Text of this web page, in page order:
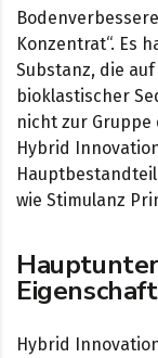
Konzentrat“. Es
Substanz, die
bioklastischer
nicht zur
Hybrid
wie Stimulanz
Hybrid